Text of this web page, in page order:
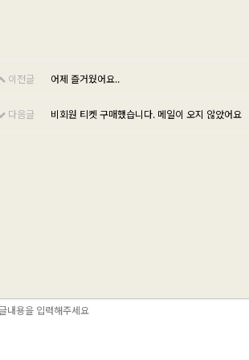
이전글 어제 즐거웠어요..
다음글 비회원 티켓 구매했습니다. 메일이 오지 않았어요